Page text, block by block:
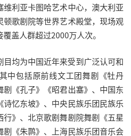
维利亚卡图哈艺术中心，澳大利亚
歌剧院等世界艺术殿堂，现场观
盖人群超过2000万人次。
均为中国近年来受到广泛认可和
中包括原前线文工团舞剧《牡丹
《孔子》《昭君出塞》、中国东
忆东坡》、中央民族乐团民族乐
》、北京歌剧舞剧院舞剧《五星
剧《朱鹮》、上海民族乐团音乐会